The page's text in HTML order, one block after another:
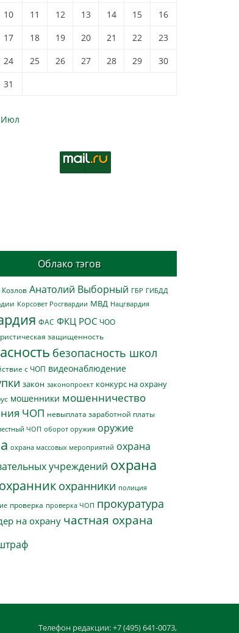
10
11 12 13 14 15
16
17
18 19 20 21 22
23
24
25 26 27 28 29
30
31
Июл
Облако тэгов
Анатолий Выборный ГБР ГИБДД
Корсовет Росгвардии МВД Нацгвардия
ФАС ФКЦ РОС ЧОО
защищенность
безопасность школ
с ЧОП видеонаблюдение
закон законопроект конкурс на охрану
мошенники мошенничество
ЧОП невыплата заработной платы
ЧОП оборот оружия оружие
охрана массовых мероприятий охрана
учреждений охрана
охранник охранники полиция
проверка проверка ЧОП прокуратура
на охрану частная охрана
Телефон редакции: +7 (495) 641-0073,